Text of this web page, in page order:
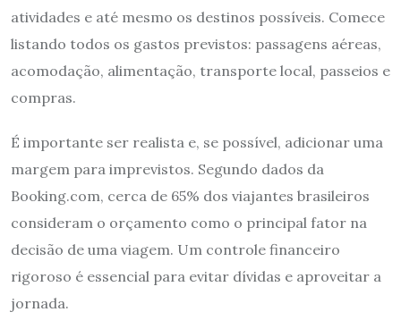
atividades e até mesmo os destinos possíveis. Comece
listando todos os gastos previstos: passagens aéreas,
acomodação, alimentação, transporte local, passeios e
compras.
É importante ser realista e, se possível, adicionar uma
margem para imprevistos. Segundo dados da
Booking.com, cerca de 65% dos viajantes brasileiros
consideram o orçamento como o principal fator na
decisão de uma viagem. Um controle financeiro
rigoroso é essencial para evitar dívidas e aproveitar a
jornada.